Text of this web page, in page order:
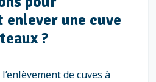
une cuve
?
de cuves à